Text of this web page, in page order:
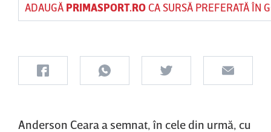
ADAUGĂ PRIMASPORT.ROCA SURSĂ PREFERATĂ ÎN
Anderson Ceara a semnat, în cele din urmă, cu